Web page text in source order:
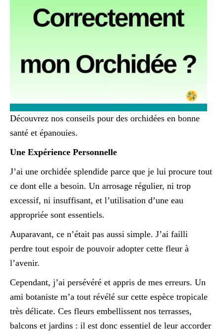
Découvrez nos conseils pour des orchidées en bonne
santé et épanouies.
Une Expérience Personnelle
J’ai une orchidée splendide parce que je lui procure tout
ce dont elle a besoin. Un arrosage régulier, ni trop
excessif, ni insuffisant, et l’utilisation d’une eau
appropriée sont essentiels.
Auparavant, ce n’était pas aussi simple. J’ai failli
perdre tout espoir de pouvoir adopter cette fleur à
l’avenir.
Cependant, j’ai persévéré et appris de mes erreurs. Un
ami botaniste m’a tout révélé sur cette espèce tropicale
très délicate. Ces fleurs embellissent nos terrasses,
balcons et jardins : il est donc essentiel de leur accorder